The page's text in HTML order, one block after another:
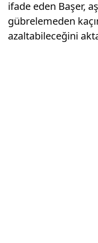
ifade eden Başer,
gübrelemeden
azaltabileceğini